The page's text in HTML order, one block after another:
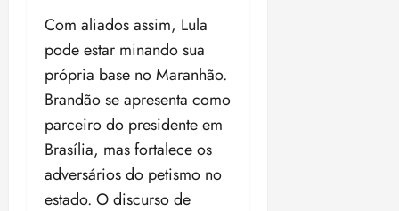
Com aliados assim, Lula
pode estar minando sua
própria base no Maranhão.
Brandão se apresenta como
parceiro do presidente em
Brasília, mas fortalece os
adversários do petismo no
estado. O discurso de